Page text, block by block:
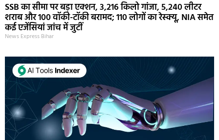
SSB का सीमा पर बड़ा एक्शन, 3,216 किलो गांजा, 5,240 लीटर
शराब और 100 वॉकी-टॉकी बरामद; 110 लोगों का रेस्क्यू, NIA समेत
कई एजेंसियां जांच में जुटीं
News Express Bihar